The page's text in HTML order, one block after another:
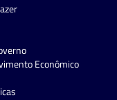
Econômico